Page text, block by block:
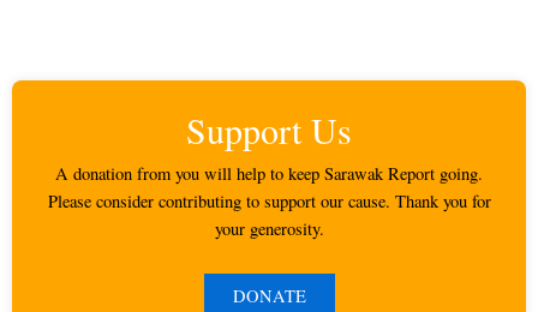
Support Us
A donation from you will help to keep Sarawak Report going.
Please consider contributing to support our cause. Thank you for
your generosity.
DONATE